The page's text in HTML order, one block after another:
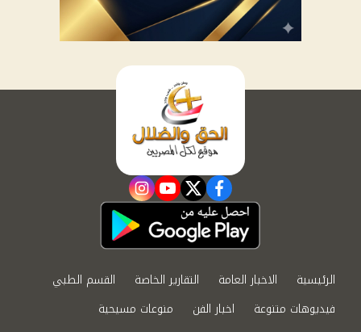
facebook
twitter
youtube
instagram
الرئيسية الاخبار العامة التقارير الخاصة
القسم الطبي
فيديوهات متنوعة
اخبار الفن
منوعات مسيحية